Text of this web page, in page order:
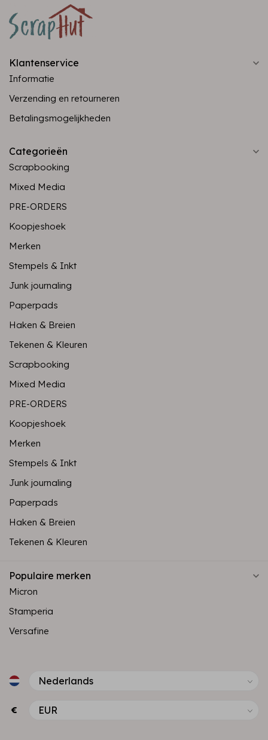
Klantenservice
Informatie
Verzending en retourneren
Betalingsmogelijkheden
Categorieën
Scrapbooking
Mixed Media
PRE-ORDERS
Koopjeshoek
Merken
Stempels & Inkt
Junk journaling
Paperpads
Haken & Breien
Tekenen & Kleuren
Scrapbooking
Mixed Media
PRE-ORDERS
Koopjeshoek
Merken
Stempels & Inkt
Junk journaling
Paperpads
Haken & Breien
Tekenen & Kleuren
Populaire merken
Micron
Stamperia
Versafine
€